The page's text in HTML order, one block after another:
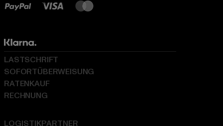
LOGISTIKPARTNER
LASTSCHRIFT
SOFORTÜBERWEISUNG
RATENKAUF
RECHNUNG